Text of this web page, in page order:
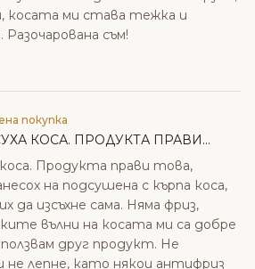
косата ми става тежка и
Разочарована съм!
покупка
КОСА. ПРОДУКТА ПРАВИ...
коса. Продукта прави това,
на подсушена с кърпа коса,
да изсъхне сама. Няма фриз,
вълни на косата ми са добре
друг продукт. Не
лепне, като някои антифриз